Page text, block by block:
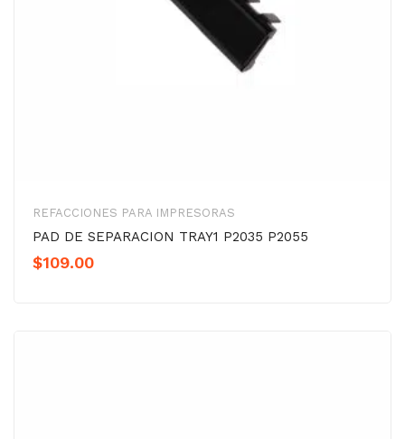
REFACCIONES PARA IMPRESORAS
PAD DE SEPARACION TRAY1 P2035 P2055
$109.00